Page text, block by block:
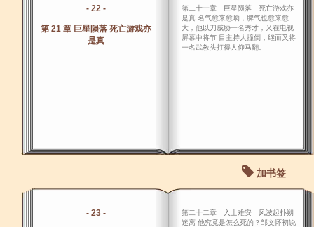
- 22 -
第 21 章 巨星陨落 死亡游戏亦
是真
第二十一章 巨星陨落 死亡游戏亦
是真 名气愈来愈响，脾气也愈来愈
大，他以刀威胁一名秀才，又在电视
屏幕中将节 目主持人撞倒，继而又将
一名武教头打得人仰马翻。
加书签
- 23 -
第二十二章 入士难安 风波起扑朔
迷离 他究竟是怎么死的？邹文怀初说